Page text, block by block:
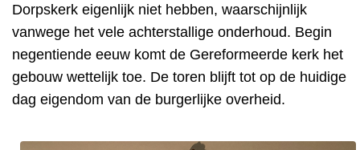
Dorpskerk eigenlijk niet hebben, waarschijnlijk
vanwege het vele achterstallige onderhoud. Begin
negentiende eeuw komt de Gereformeerde kerk het
gebouw wettelijk toe. De toren blijft tot op de huidige
dag eigendom van de burgerlijke overheid.